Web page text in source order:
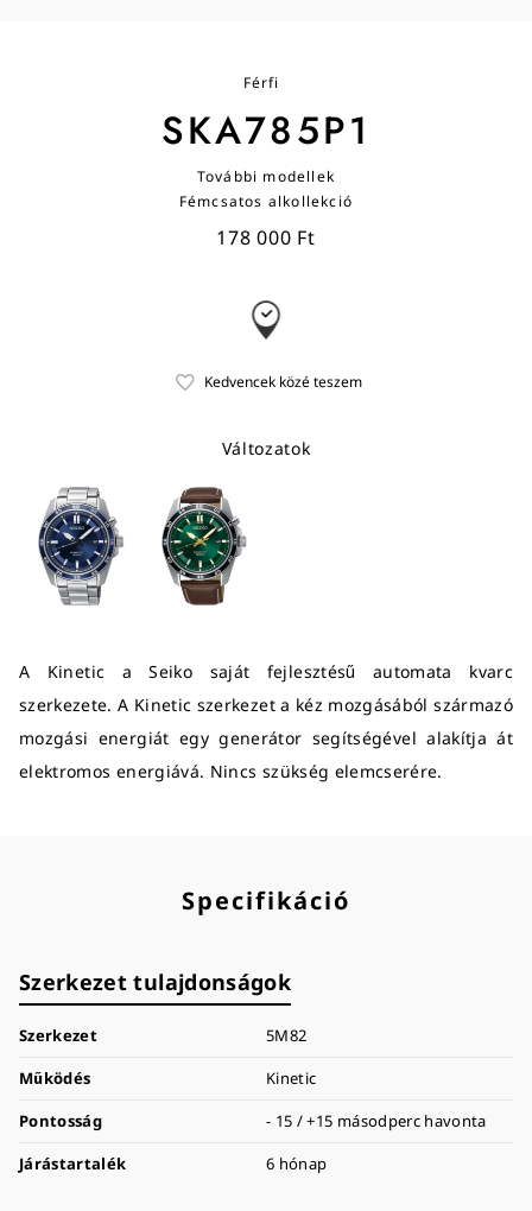
Férfi
SKA785P1
További modellek
Fémcsatos alkollekció
178 000 Ft
Változatok
A Kinetic a Seiko saját fejlesztésű automata kvarc
szerkezete. A Kinetic szerkezet a kéz mozgásából származó
mozgási energiát egy generátor segítségével alakítja át
elektromos energiává. Nincs szükség elemcserére.
Specifikáció
Szerkezet tulajdonságok
Szerkezet
5M82
Működés
Kinetic
Pontosság
- 15 / +15 másodperc havonta
Járástartalék
6 hónap